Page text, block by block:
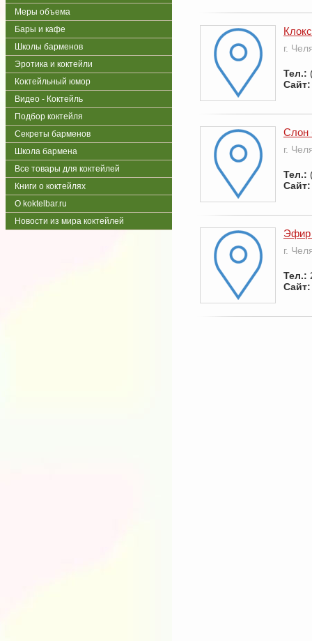
Меры объема
Бары и кафе
Школы барменов
Эротика и коктейли
Коктейльный юмор
Видео - Коктейль
Подбор коктейля
Секреты барменов
Школа бармена
Все товары для коктейлей
Книги о коктейлях
О koktelbar.ru
Новости из мира коктейлей
г.
Тел.:
Сайт:
Слон
г.
Тел.:
Сайт:
Эфир
г.
Тел.:
Сайт: